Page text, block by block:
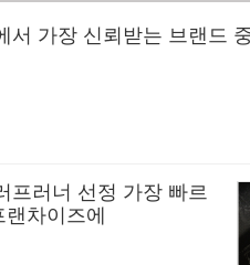
서 가장 신뢰받는 브랜드
프러너 선정 가장 빠르
차이즈에